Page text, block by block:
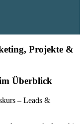
Projekte &
Überblick
– Leads &